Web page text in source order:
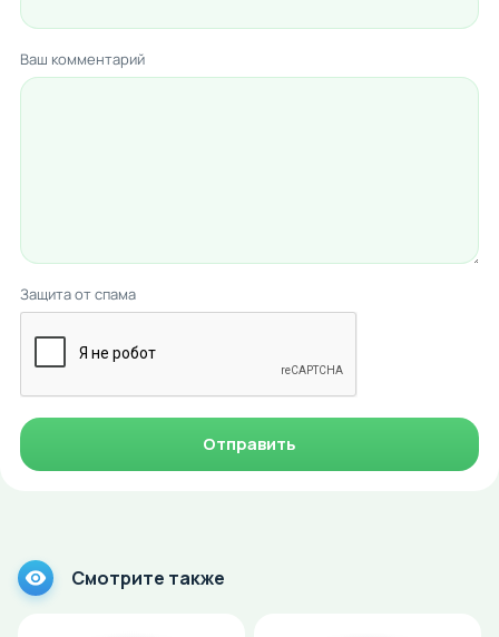
Ваш комментарий
Защита от спама
Отправить
Смотрите также